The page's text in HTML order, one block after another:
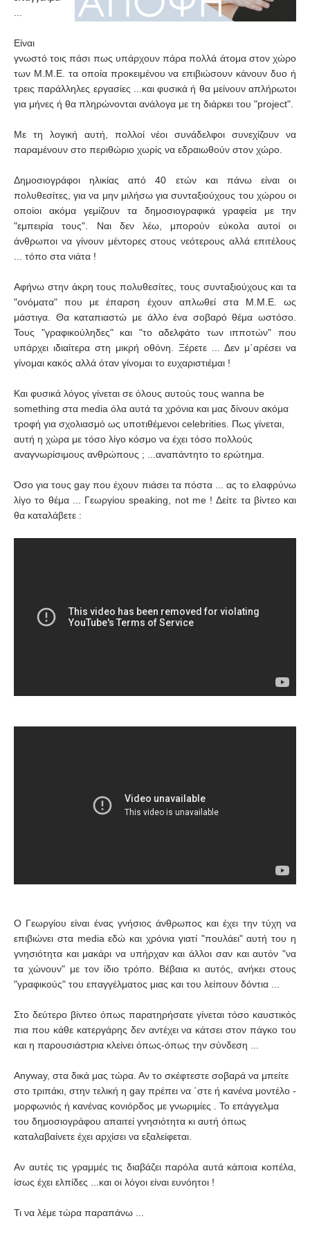
Είναι
γνωστό τοις πάσι πως υπάρχουν πάρα πολλά άτομα στον χώρο
των Μ.Μ.Ε. τα οποία προκειμένου να επιβιώσουν κάνουν δυο ή
τρεις παράλληλες εργασίες ...και φυσικά ή θα μείνουν απλήρωτοι
για μήνες ή θα πληρώνονται ανάλογα με τη διάρκει του "project".
Με τη λογική αυτή, πολλοί νέοι συνάδελφοι συνεχίζουν να
παραμένουν στο περιθώριο χωρίς να εδραιωθούν στον χώρο.
Δημοσιογράφοι ηλικίας από 40 ετών και πάνω είναι οι
πολυθεσίτες, για να μην μιλήσω για συνταξιούχους του χώρου οι
οποίοι ακόμα γεμίζουν τα δημοσιογραφικά γραφεία με την
"εμπειρία τους". Ναι δεν λέω, μπορούν εύκολα αυτοί οι
άνθρωποι να γίνουν μέντορες στους νεότερους αλλά επιτέλους
... τόπο στα νιάτα !
Αφήνω στην άκρη τους πολυθεσίτες, τους συνταξιούχους και τα
"ονόματα" που με έπαρση έχουν απλωθεί στα Μ.Μ.Ε. ως
μάστιγα. Θα καταπιαστώ με άλλο ένα σοβαρό θέμα ωστόσο.
Τους "γραφικούληδες" και "το αδελφάτο των ιπποτών" που
υπάρχει ιδιαίτερα στη μικρή οθόνη. Ξέρετε ... Δεν μ΄αρέσει να
γίνομαι κακός αλλά όταν γίνομαι το ευχαριστιέμαι !
Και φυσικά λόγος γίνεται σε όλους αυτούς τους wanna be
something στα media όλα αυτά τα χρόνια και μας δίνουν ακόμα
τροφή για σχολιασμό ως υποτιθέμενοι celebrities. Πως γίνεται,
αυτή η χώρα με τόσο λίγο κόσμο να έχει τόσο πολλούς
αναγνωρίσιμους ανθρώπους ; ...αναπάντητο το ερώτημα.
Όσο για τους gay που έχουν πιάσει τα πόστα ... ας το ελαφρύνω
λίγο το θέμα ... Γεωργίου speaking, not me ! Δείτε τα βίντεο και
θα καταλάβετε :
Ο Γεωργίου είναι ένας γνήσιος άνθρωπος και έχει την τύχη να
επιβιώνει στα media εδώ και χρόνια γιατί "πουλάει" αυτή του η
γνησιότητα και μακάρι να υπήρχαν και άλλοι σαν και αυτόν "να
τα χώνουν" με τον ίδιο τρόπο. Βέβαια κι αυτός, ανήκει στους
"γραφικούς" του επαγγέλματος μιας και του λείπουν δόντια ...
Στο δεύτερο βίντεο όπως παρατηρήσατε γίνεται τόσο καυστικός
πια που κάθε κατεργάρης δεν αντέχει να κάτσει στον πάγκο του
και η παρουσιάστρια κλείνει όπως-όπως την σύνδεση ...
Anyway, στα δικά μας τώρα. Αν το σκέφτεστε σοβαρά να μπείτε
στο τριπάκι, στην τελική η gay πρέπει να ΄στε ή κανένα μοντέλο -
μορφωνιός ή κανένας κονιόρδος με γνωριμίες . Το επάγγελμα
του δημοσιογράφου απαιτεί γνησιότητα κι αυτή όπως
καταλαβαίνετε έχει αρχίσει να εξαλείφεται.
Αν αυτές τις γραμμές τις διαβάζει παρόλα αυτά κάποια κοπέλα,
ίσως έχει ελπίδες ...και οι λόγοι είναι ευνόητοι !
Τι να λέμε τώρα παραπάνω ...